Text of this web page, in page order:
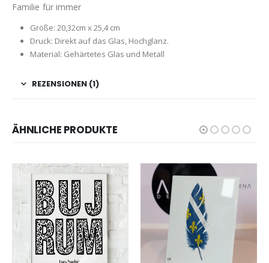
Familie für immer
Größe: 20,32cm x 25,4 cm
Druck: Direkt auf das Glas, Hochglanz.
Material: Gehärtetes Glas und Metall
REZENSIONEN (1)
ÄHNLICHE PRODUKTE